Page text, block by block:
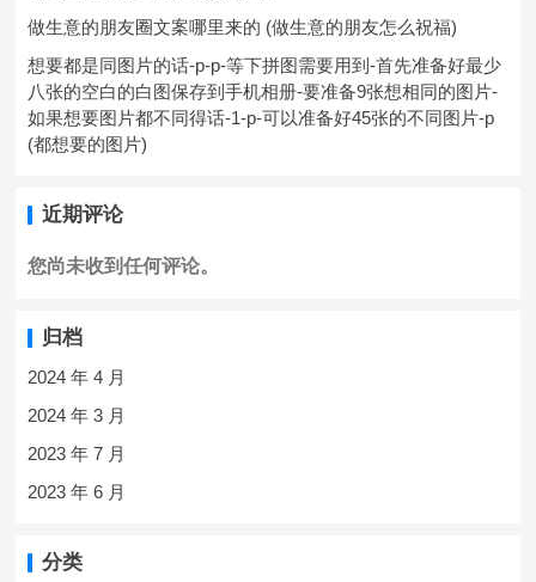
做生意的朋友圈文案哪里来的 (做生意的朋友怎么祝福)
想要都是同图片的话-p-p-等下拼图需要用到-首先准备好最少
八张的空白的白图保存到手机相册-要准备9张想相同的图片-
如果想要图片都不同得话-1-p-可以准备好45张的不同图片-p
(都想要的图片)
近期评论
您尚未收到任何评论。
归档
2024 年 4 月
2024 年 3 月
2023 年 7 月
2023 年 6 月
分类